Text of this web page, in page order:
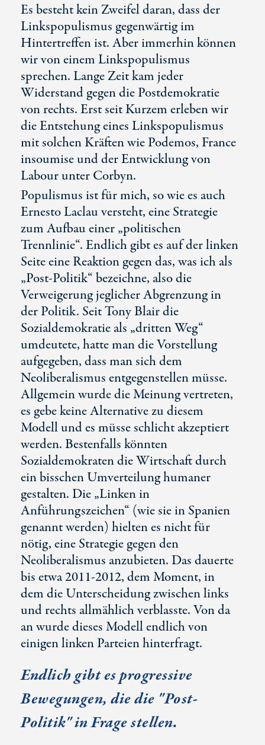
Es besteht kein Zweifel daran, dass der
Linkspopulismus gegenwärtig im
Hintertreffen ist. Aber immerhin können
wir von einem Linkspopulismus
sprechen. Lange Zeit kam jeder
Widerstand gegen die Postdemokratie
von rechts. Erst seit Kurzem erleben wir
die Entstehung eines Linkspopulismus
mit solchen Kräften wie Podemos, France
insoumise und der Entwicklung von
Labour unter Corbyn.
Populismus ist für mich, so wie es auch
Ernesto Laclau versteht, eine Strategie
zum Aufbau einer „politischen
Trennlinie“. Endlich gibt es auf der linken
Seite eine Reaktion gegen das, was ich als
„Post-Politik“ bezeichne, also die
Verweigerung jeglicher Abgrenzung in
der Politik. Seit Tony Blair die
Sozialdemokratie als „dritten Weg“
umdeutete, hatte man die Vorstellung
aufgegeben, dass man sich dem
Neoliberalismus entgegenstellen müsse.
Allgemein wurde die Meinung vertreten,
es gebe keine Alternative zu diesem
Modell und es müsse schlicht akzeptiert
werden. Bestenfalls könnten
Sozialdemokraten die Wirtschaft durch
ein bisschen Umverteilung humaner
gestalten. Die „Linken in
Anführungszeichen“ (wie sie in Spanien
genannt werden) hielten es nicht für
nötig, eine Strategie gegen den
Neoliberalismus anzubieten. Das dauerte
bis etwa 2011-2012, dem Moment, in
dem die Unterscheidung zwischen links
und rechts allmählich verblasste. Von da
an wurde dieses Modell endlich von
einigen linken Parteien hinterfragt.
Endlich gibt es progressive
Bewegungen, die die "Post-
Politik" in Frage stellen.